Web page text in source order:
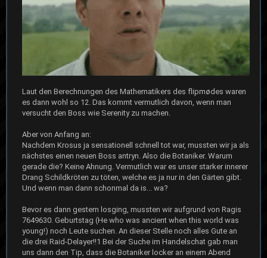
Laut den Berechnungen des Mathematikers des flipmødes waren
es dann wohl so 12. Das kommt vermutlich davon, wenn man
versucht den Boss wie Serenity zu machen.
Aber von Anfang an:
Nachdem Krosus ja sensationell schnell tot war, mussten wir ja als
nächstes einen neuen Boss antryn. Also die Botaniker. Warum
gerade die? Keine Ahnung. Vermutlich war es unser starker innerer
Drang Schildkröten zu töten, welche es ja nur in den Gärten gibt.
Und wenn man dann schonmal da is... wa?
Bevor es dann gestern losging, mussten wir aufgrund von Ragis
7649630. Geburtstag (He who was ancient when this world was
young!) noch Leute suchen. An dieser Stelle noch alles Gute an
die drei Raid-Delayer!!1 Bei der Suche im Handelschat gab man
uns dann den Tip, dass die Botaniker locker an einem Abend